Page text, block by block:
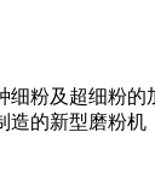
细粉及超细粉
造的新型磨粉